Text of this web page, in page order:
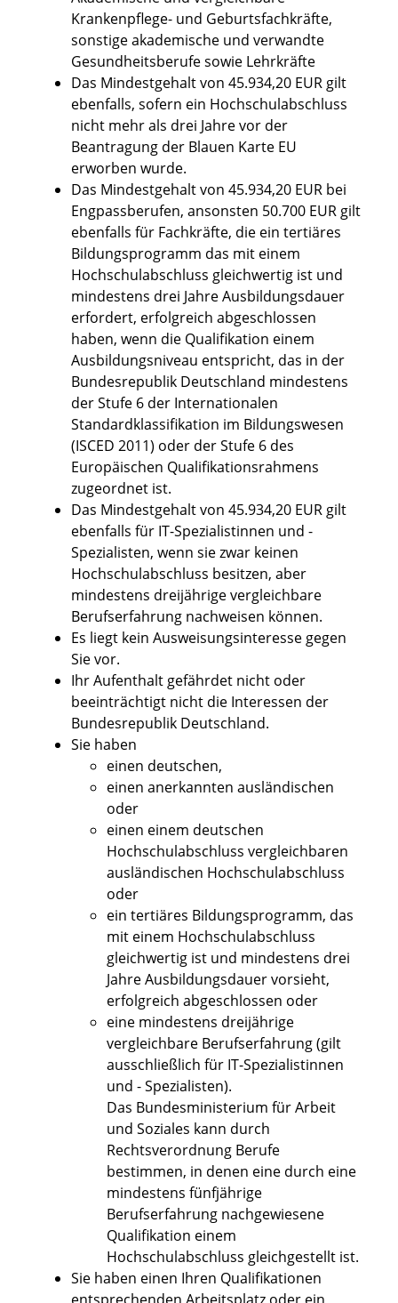
Krankenpflege- und Geburtsfachkräfte,
sonstige akademische und verwandte
Gesundheitsberufe sowie Lehrkräfte
Das Mindestgehalt von 45.934,20 EUR gilt
ebenfalls, sofern ein Hochschulabschluss
nicht mehr als drei Jahre vor der
Beantragung der Blauen Karte EU
erworben wurde.
Das Mindestgehalt von 45.934,20 EUR bei
Engpassberufen, ansonsten 50.700 EUR gilt
ebenfalls für Fachkräfte, die ein tertiäres
Bildungsprogramm das mit einem
Hochschulabschluss gleichwertig ist und
mindestens drei Jahre Ausbildungsdauer
erfordert, erfolgreich abgeschlossen
haben, wenn die Qualifikation einem
Ausbildungsniveau entspricht, das in der
Bundesrepublik Deutschland mindestens
der Stufe 6 der Internationalen
Standardklassifikation im Bildungswesen
(ISCED 2011) oder der Stufe 6 des
Europäischen Qualifikationsrahmens
zugeordnet ist.
Das Mindestgehalt von 45.934,20 EUR gilt
ebenfalls für IT-Spezialistinnen und -
Spezialisten, wenn sie zwar keinen
Hochschulabschluss besitzen, aber
mindestens dreijährige vergleichbare
Berufserfahrung nachweisen können.
Es liegt kein Ausweisungsinteresse gegen
Sie vor.
Ihr Aufenthalt gefährdet nicht oder
beeinträchtigt nicht die Interessen der
Bundesrepublik Deutschland.
Sie haben
einen deutschen,
einen anerkannten ausländischen
oder
einen einem deutschen
Hochschulabschluss vergleichbaren
ausländischen Hochschulabschluss
oder
ein tertiäres Bildungsprogramm, das
mit einem Hochschulabschluss
gleichwertig ist und mindestens drei
Jahre Ausbildungsdauer vorsieht,
erfolgreich abgeschlossen oder
eine mindestens dreijährige
vergleichbare Berufserfahrung (gilt
ausschließlich für IT-Spezialistinnen
und - Spezialisten).
Das Bundesministerium für Arbeit
und Soziales kann durch
Rechtsverordnung Berufe
bestimmen, in denen eine durch eine
mindestens fünfjährige
Berufserfahrung nachgewiesene
Qualifikation einem
Hochschulabschluss gleichgestellt ist.
Sie haben einen Ihren Qualifikationen